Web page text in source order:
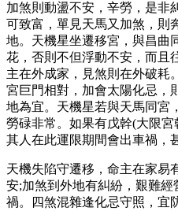
加煞則動盪不安，辛勞，是非
可致富，單見天馬又加煞，則
地。天機星坐遷移宮，與昌曲
花，否則不但浮動不安，而且
主在外成家，見煞則在外破耗
宮巨門相對，加會太陽化忌，
地為宜。天機星若與天馬同宮
勞碌非常。如果有戊幹(大限
其人在此運限期間會出車禍，
天機失陷守遷移，命主在家易
安;加煞到外地有糾紛，艱難
禍。四煞混雜逢化忌守照，宜